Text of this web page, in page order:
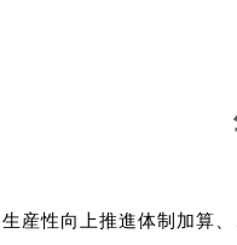
生産性向上推進体制加算、